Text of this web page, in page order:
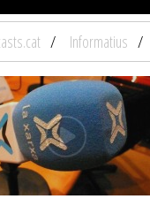
Informatius